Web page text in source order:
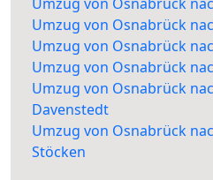
Umzug von Osnabrück
Umzug von Osnabrück
Umzug von Osnabrück
Umzug von Osnabrück
Davenstedt
Umzug von Osnabrück
Stöcken